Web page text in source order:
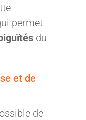
permet
du
et de
de